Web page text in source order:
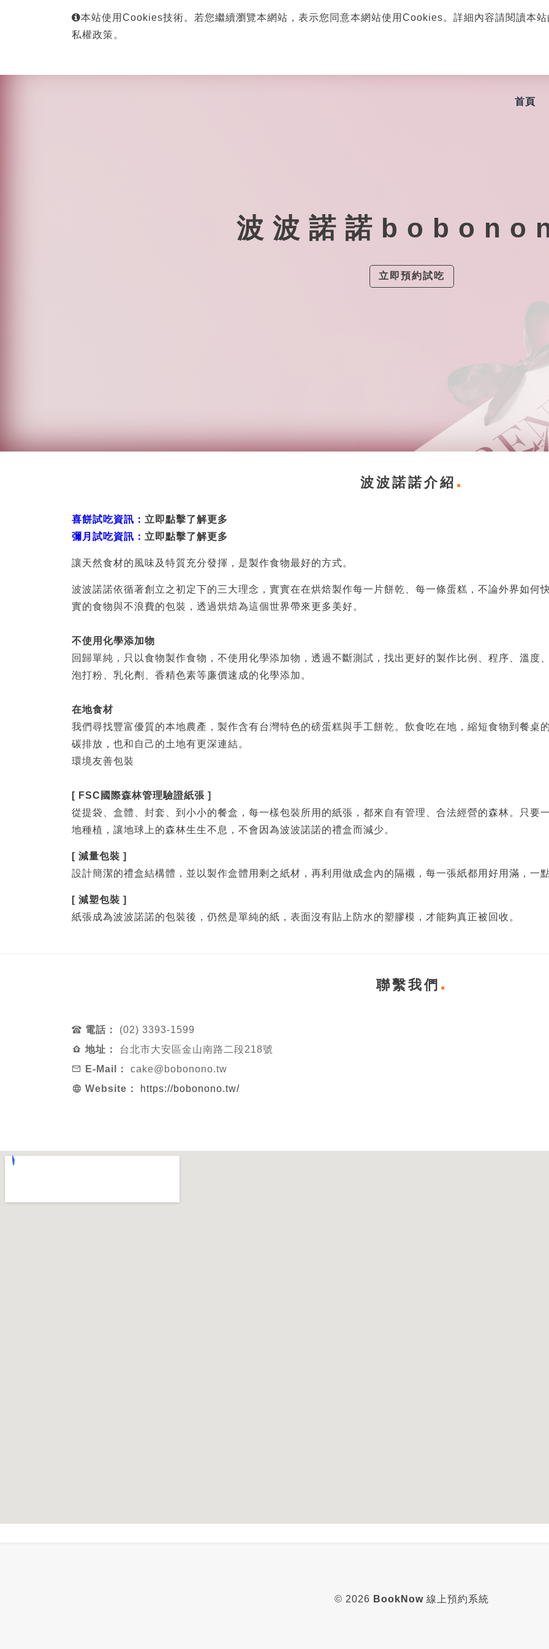
本站使用Cookies技術。若您繼續瀏覽本網站，表示您同意本網站使用Cookies。詳細內容請閱讀本站
私權政策。
首頁
波波諾諾
立即預約試吃
波波諾諾介紹
喜餅試吃資訊： 立即點擊了解更多
彌月試吃資訊： 立即點擊了解更多
讓天然食材的風味及特質充分發揮，是製作食物最好的方式。
波波諾諾依循著創立之初定下的三大理念，實實在在烘焙製作每一片餅乾、每一條蛋糕，不論外界如何
實的食物與不浪費的包裝，透過烘焙為這個世界帶來更多美好。
不使用化學添加物
回歸單純，只以食物製作食物，不使用化學添加物，透過不斷測試，找出更好的製作比例、程序、溫度
泡打粉、乳化劑、香精色素等廉價速成的化學添加。
在地食材
我們尋找豐富優質的本地農產，製作含有台灣特色的磅蛋糕與手工餅乾。飲食吃在地，縮短食物到餐桌
碳排放，也和自己的土地有更深連結。
環境友善包裝
[ FSC國際森林管理驗證紙張 ]
從提袋、盒體、封套、到小小的餐盒，每一樣包裝所用的紙張，都來自有管理、合法經營的森林。只要
地種植，讓地球上的森林生生不息，不會因為波波諾諾的禮盒而減少。
[ 減量包裝 ]
設計簡潔的禮盒結構體，並以製作盒體用剩之紙材，再利用做成盒內的隔襯，每一張紙都用好用滿，一點
[ 減塑包裝 ]
紙張成為波波諾諾的包裝後，仍然是單純的紙，表面沒有貼上防水的塑膠模，才能夠真正被回收。
聯繫我們
電話：
(02) 3393-1599
地址：
台北市大安區金山南路二段218號
E-Mail：
cake@bobonono.tw
Website：
https://bobonono.tw/
© 2026 BookNow 線上預約系統